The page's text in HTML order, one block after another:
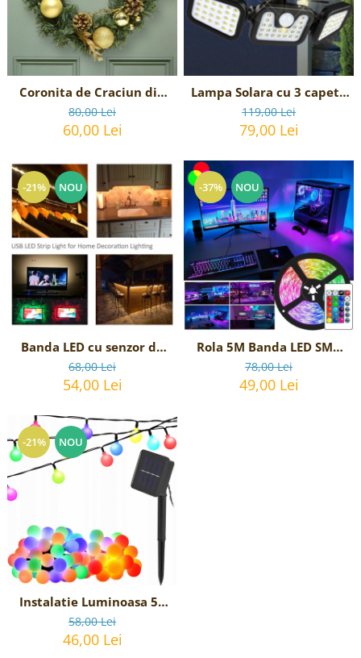
Reparatii si Renovare
Coronita de Craciun din
Brad Artificial
80,00 Lei
60,00 Lei
Lampa Solara cu 3 capete
LED cu senzor crepuscular
si senzor de miscare
119,00 Lei
79,00 Lei
-21% NOU
Banda LED cu senzor de
miscare
68,00 Lei
54,00 Lei
-37% NOU
Rola 5M Banda LED SMD
3528 Multicolora (RGB),
impermeabila, cu
telecomanda si adaptor
78,00 Lei
49,00 Lei
-21% NOU
Instalatie Luminoasa 50
LED -uri multicolore cu
panou solar
58,00 Lei
46,00 Lei